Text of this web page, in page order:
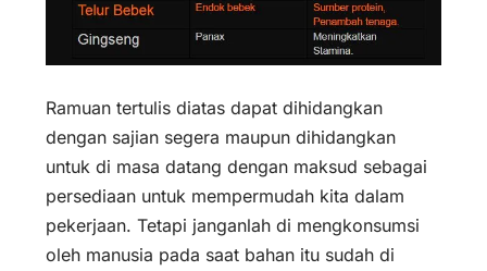
Ramuan tertulis diatas dapat dihidangkan
dengan sajian segera maupun dihidangkan
untuk di masa datang dengan maksud sebagai
persediaan untuk mempermudah kita dalam
pekerjaan. Tetapi janganlah di mengkonsumsi
oleh manusia pada saat bahan itu sudah di